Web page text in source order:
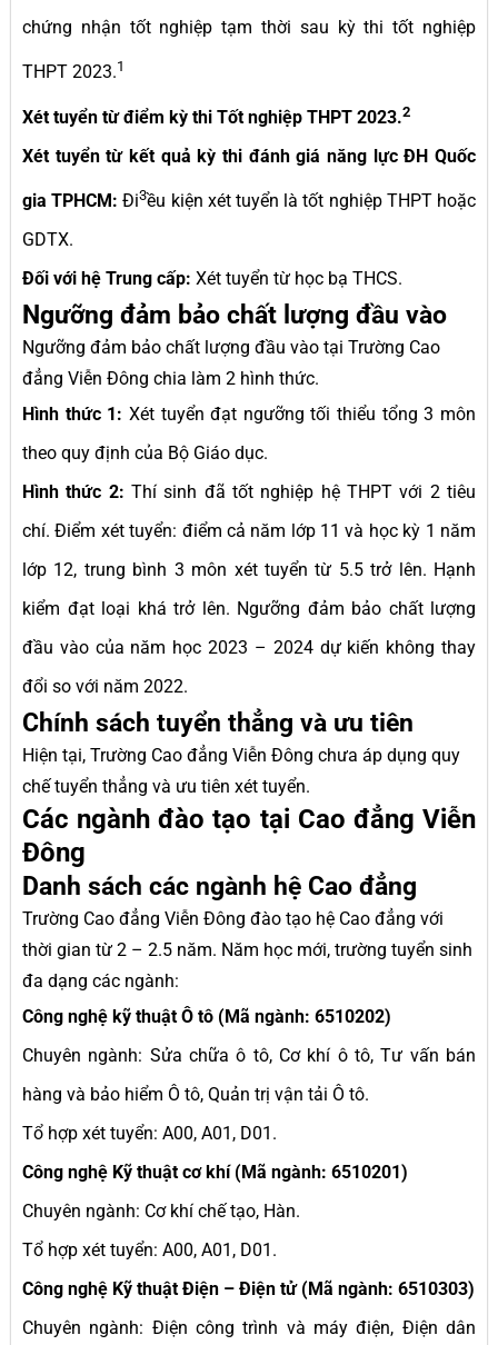
chứng nhận tốt nghiệp tạm thời sau kỳ thi tốt nghiệp
THPT 2023.1
Xét tuyển từ điểm kỳ thi Tốt nghiệp THPT 2023.2
Xét tuyển từ kết quả kỳ thi đánh giá năng lực ĐH Quốc
gia TPHCM: Đi3ều kiện xét tuyển là tốt nghiệp THPT hoặc
GDTX.
Đối với hệ Trung cấp: Xét tuyển từ học bạ THCS.
Ngưỡng đảm bảo chất lượng đầu vào
Ngưỡng đảm bảo chất lượng đầu vào tại Trường Cao
đẳng Viễn Đông chia làm 2 hình thức.
Hình thức 1: Xét tuyển đạt ngưỡng tối thiểu tổng 3 môn
theo quy định của Bộ Giáo dục.
Hình thức 2: Thí sinh đã tốt nghiệp hệ THPT với 2 tiêu
chí. Điểm xét tuyển: điểm cả năm lớp 11 và học kỳ 1 năm
lớp 12, trung bình 3 môn xét tuyển từ 5.5 trở lên. Hạnh
kiểm đạt loại khá trở lên. Ngưỡng đảm bảo chất lượng
đầu vào của năm học 2023 – 2024 dự kiến không thay
đổi so với năm 2022.
Chính sách tuyển thẳng và ưu tiên
Hiện tại, Trường Cao đẳng Viễn Đông chưa áp dụng quy
chế tuyển thẳng và ưu tiên xét tuyển.
Các ngành đào tạo tại Cao đẳng Viễn
Đông
Danh sách các ngành hệ Cao đẳng
Trường Cao đẳng Viễn Đông đào tạo hệ Cao đẳng với
thời gian từ 2 – 2.5 năm. Năm học mới, trường tuyển sinh
đa dạng các ngành:
Công nghệ kỹ thuật Ô tô (Mã ngành: 6510202)
Chuyên ngành: Sửa chữa ô tô, Cơ khí ô tô, Tư vấn bán
hàng và bảo hiểm Ô tô, Quản trị vận tải Ô tô.
Tổ hợp xét tuyển: A00, A01, D01.
Công nghệ Kỹ thuật cơ khí (Mã ngành: 6510201)
Chuyên ngành: Cơ khí chế tạo, Hàn.
Tổ hợp xét tuyển: A00, A01, D01.
Công nghệ Kỹ thuật Điện – Điện tử (Mã ngành: 6510303)
Chuyên ngành: Điện công trình và máy điện, Điện dân